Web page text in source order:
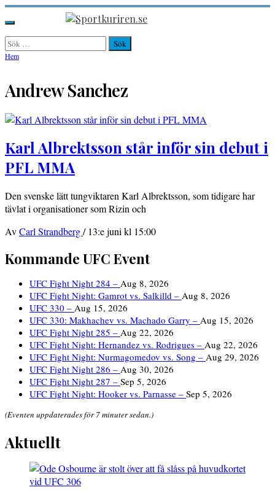
Hoppa
till
innehåll
Sportkuriren.se
Primär
meny
Sök
efter:
Hem
Andrew Sanchez
Karl Albrektsson står inför sin debut i
PFL MMA
Den svenske lätt tungviktaren Karl Albrektsson, som tidigare har
tävlat i organisationer som Rizin och
AvCarl Strandberg/ 13:e juni kl 15:00
Kommande UFC Event
UFC Fight Night 284 – Aug 8, 2026
UFC Fight Night: Gamrot vs. Salkilld – Aug 8, 2026
UFC 330 – Aug 15, 2026
UFC 330: Makhachev vs. Machado Garry – Aug 15, 2026
UFC Fight Night 285 – Aug 22, 2026
UFC Fight Night: Hernandez vs. Rodrigues – Aug 22, 2026
UFC Fight Night: Nurmagomedov vs. Song – Aug 29, 2026
UFC Fight Night 286 – Aug 30, 2026
UFC Fight Night 287 – Sep 5, 2026
UFC Fight Night: Hooker vs. Parnasse – Sep 5, 2026
(Eventen uppdaterades för 7 minuter sedan.)
Aktuellt